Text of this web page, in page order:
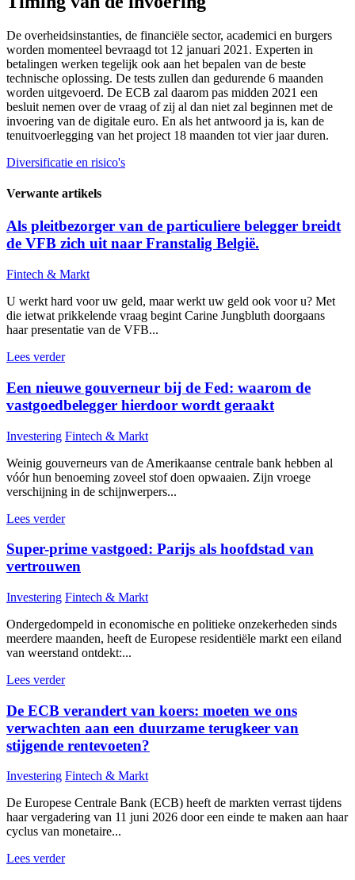
De overheidsinstanties, de financiële sector, academici en burgers
worden momenteel bevraagd tot 12 januari 2021. Experten in
betalingen werken tegelijk ook aan het bepalen van de beste
technische oplossing. De tests zullen dan gedurende 6 maanden
worden uitgevoerd. De ECB zal daarom pas midden 2021 een
besluit nemen over de vraag of zij al dan niet zal beginnen met de
invoering van de digitale euro. En als het antwoord ja is, kan de
tenuitvoerlegging van het project 18 maanden tot vier jaar duren.
Diversificatie en risico's
Verwante artikels
Als pleitbezorger van de particuliere belegger breidt
de VFB zich uit naar Franstalig België.
Fintech & Markt
U werkt hard voor uw geld, maar werkt uw geld ook voor u? Met
die ietwat prikkelende vraag begint Carine Jungbluth doorgaans
haar presentatie van de VFB...
Lees verder
Een nieuwe gouverneur bij de Fed: waarom de
vastgoedbelegger hierdoor wordt geraakt
Investering Fintech & Markt
Weinig gouverneurs van de Amerikaanse centrale bank hebben al
vóór hun benoeming zoveel stof doen opwaaien. Zijn vroege
verschijning in de schijnwerpers...
Lees verder
Super-prime vastgoed: Parijs als hoofdstad van
vertrouwen
Investering Fintech & Markt
Ondergedompeld in economische en politieke onzekerheden sinds
meerdere maanden, heeft de Europese residentiële markt een eiland
van weerstand ontdekt:...
Lees verder
De ECB verandert van koers: moeten we ons
verwachten aan een duurzame terugkeer van
stijgende rentevoeten?
Investering Fintech & Markt
De Europese Centrale Bank (ECB) heeft de markten verrast tijdens
haar vergadering van 11 juni 2026 door een einde te maken aan haar
cyclus van monetaire...
Lees verder